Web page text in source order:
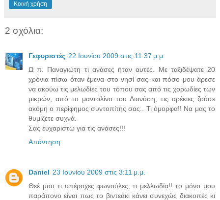
Κοινή χρήση
2 σχόλια:
Γεφυριστές 22 Ιουνίου 2009 στις 11:37 μ.μ.
Ω π. Παναγιώτη τι ανάσες ήταν αυτές. Με ταξιδέψατε 20
χρόνια πίσω όταν έμενα στο νησί σας και πόσο μου άρεσε
να ακούω τις μελωδίες του τόπου σας από τις χορωδίες των
μικρών, από το μαντολίνο του Διονύση, τις αρέκιες ζούσε
ακόμη ο περίφημος συντοπίτης σας.. Τι όμορφα!! Να μας το
θυμίζετε συχνά.
Σας ευχαριστώ για τις ανάσες!!!
Απάντηση
Daniel 23 Ιουνίου 2009 στις 3:11 μ.μ.
Θεέ μου τι υπέροχες φωνούλες, τι μελλωδία!! το μόνο μου
παράπονο είναι πως το βιντεάκι κάνει συνεχώς διακοπές κι